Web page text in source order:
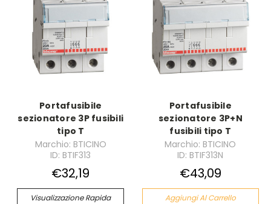
Portafusibile
sezionatore 3P fusibili
tipo T
Marchio: BTICINO
ID: BTIF313
€32,19
Visualizzazione Rapida
Portafusibile
sezionatore 3P+N
fusibili tipo T
Marchio: BTICINO
ID: BTIF313N
€43,09
Aggiungi Al Carrello